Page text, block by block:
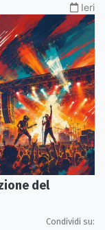
Ieri
del
Condividi su: